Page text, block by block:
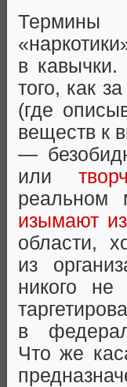
Термины
в
того, как
(где
веществ к
—
или
реальном
изымают
области,
из
никого не
в
Что же